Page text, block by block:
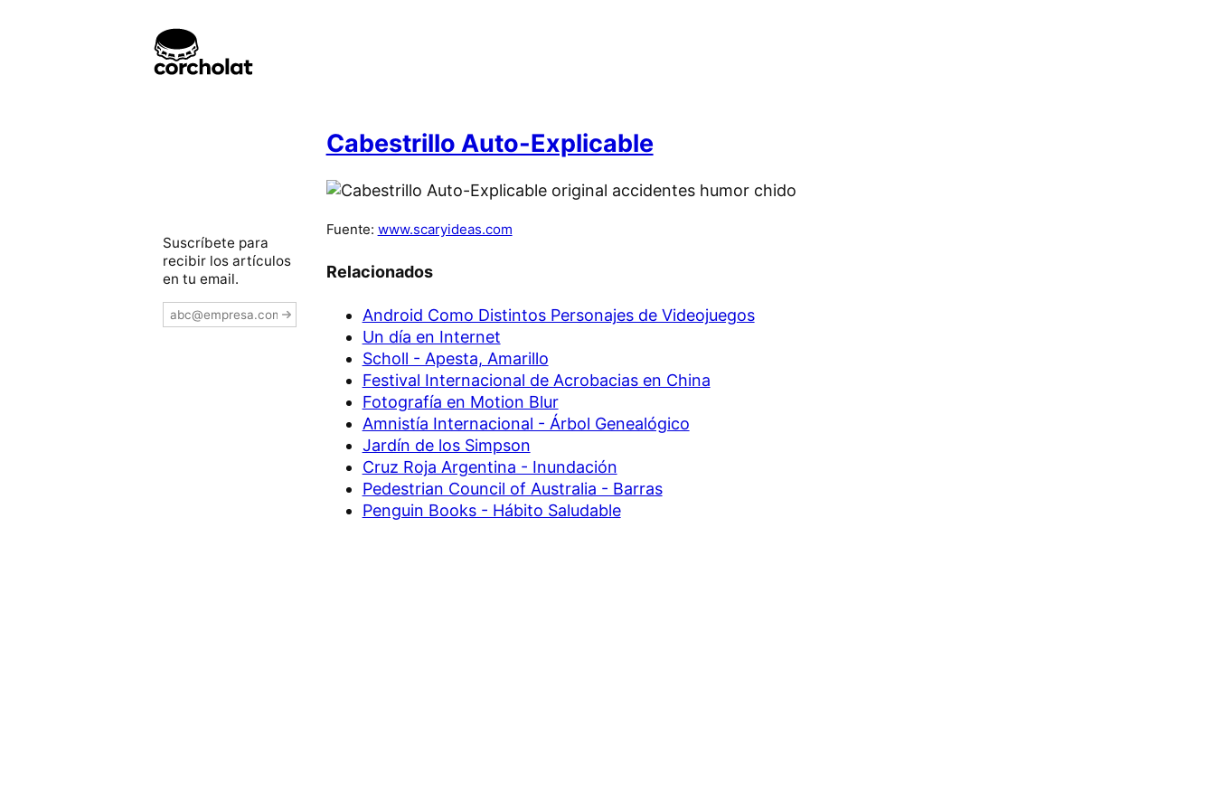
Cabestrillo Auto-Explicable
Fuente: www.scaryideas.com
Relacionados
Android Como Distintos Personajes de Videojuegos
Un día en Internet
Scholl - Apesta, Amarillo
Festival Internacional de Acrobacias en China
Fotografía en Motion Blur
Amnistía Internacional - Árbol Genealógico
Jardín de los Simpson
Cruz Roja Argentina - Inundación
Pedestrian Council of Australia - Barras
Penguin Books - Hábito Saludable
Suscríbete para
recibir los artículos
en tu email.